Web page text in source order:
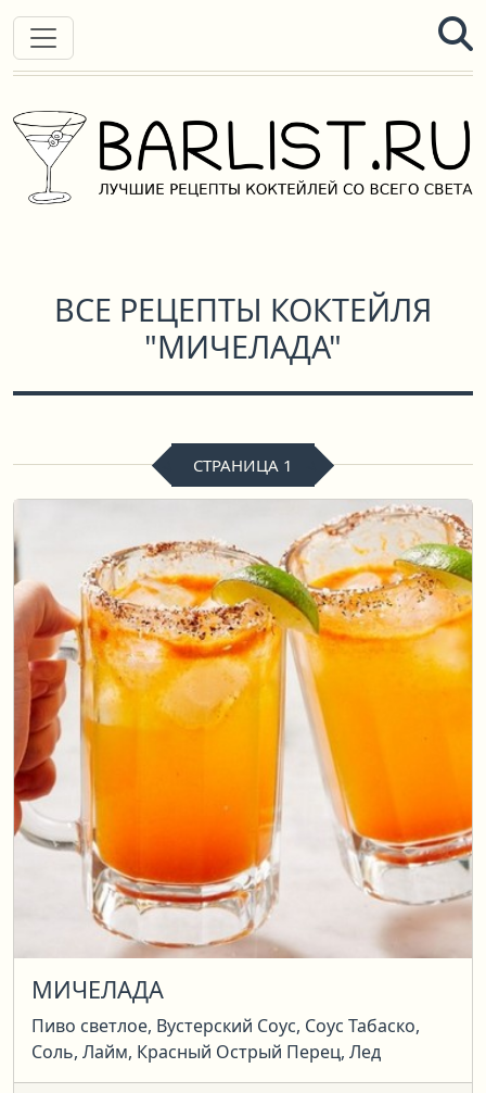
ВСЕ РЕЦЕПТЫ КОКТЕЙЛЯ
"МИЧЕЛАДА"
СТРАНИЦА 1
МИЧЕЛАДА
Пиво светлое, Вустерский Соус, Соус Табаско,
Соль, Лайм, Красный Острый Перец, Лед